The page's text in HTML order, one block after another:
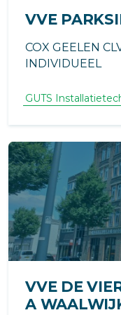
VVE
COX GEELEN
INDIVIDUEEL
GUTS
VVE DE
A